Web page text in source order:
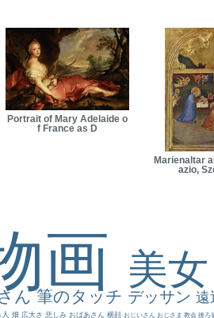
Portrait of Mary Adelaide o
f France as D
Marienaltar
azio,
画 美女
ん筆のタッチ デッサン 遠
畑 広大さ 悲しみ おばあさん 横顔 おじいさん おじさま 教会 後ろ